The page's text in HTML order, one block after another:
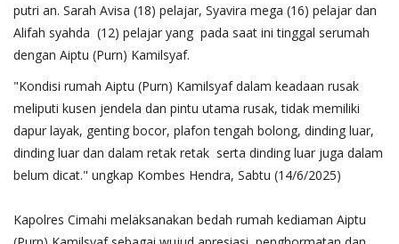
putri an. Sarah Avisa (18) pelajar, Syavira mega (16) pelajar dan
Alifah syahda (12) pelajar yang pada saat ini tinggal serumah
dengan Aiptu (Purn) Kamilsyaf.
"Kondisi rumah Aiptu (Purn) Kamilsyaf dalam keadaan rusak
meliputi kusen jendela dan pintu utama rusak, tidak memiliki
dapur layak, genting bocor, plafon tengah bolong, dinding luar,
dinding luar dan dalam retak retak serta dinding luar juga dalam
belum dicat." ungkap Kombes Hendra, Sabtu (14/6/2025)
Kapolres Cimahi melaksanakan bedah rumah kediaman Aiptu